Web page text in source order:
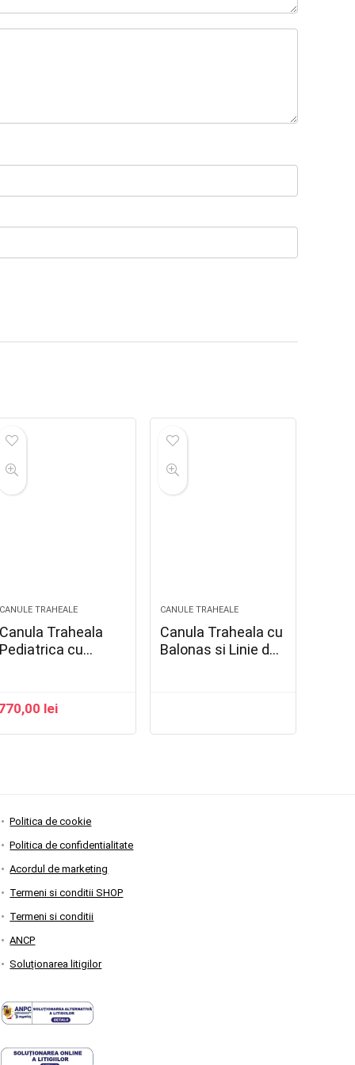
CANULE TRAHEALE
Canula Traheala
Pediatrica cu
lei
CANULE TRAHEALE
Canula Traheala cu
Balonas si Linie de
Politica de cookie
Politica de confidentialitate
Acordul de marketing
Termeni si conditii SHOP
Termeni si conditii
ANCP
Soluționarea litigilor